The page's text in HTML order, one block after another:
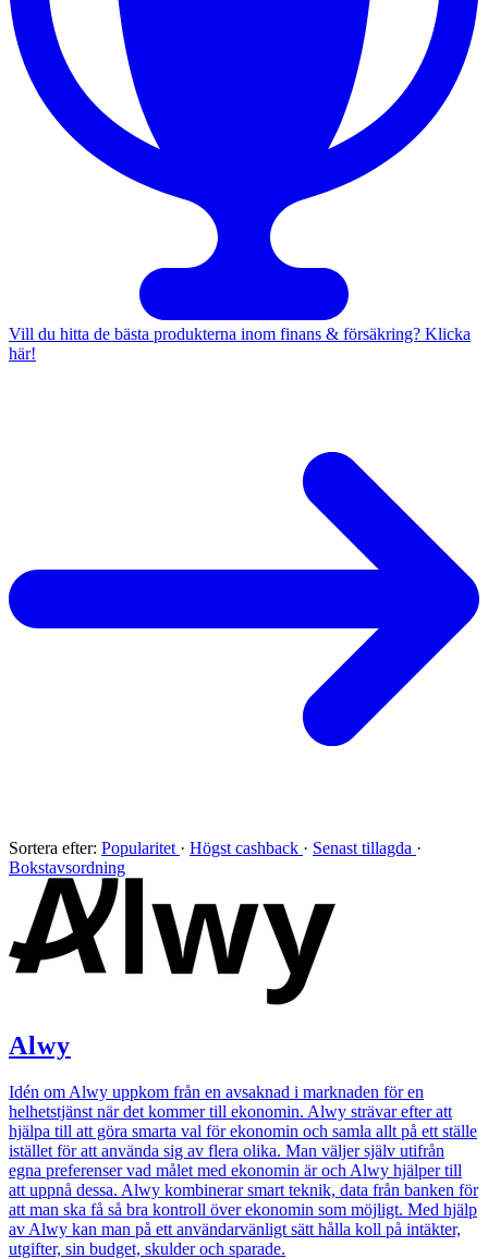
Vill du hitta de bästa produkterna inom finans & försäkring? Klicka
här!
Sortera efter: Popularitet · Högst cashback · Senast tillagda ·
Bokstavsordning
Alwy
Idén om Alwy uppkom från en avsaknad i marknaden för en
helhetstjänst när det kommer till ekonomin. Alwy strävar efter att
hjälpa till att göra smarta val för ekonomin och samla allt på ett ställe
istället för att använda sig av flera olika. Man väljer själv utifrån
egna preferenser vad målet med ekonomin är och Alwy hjälper till
att uppnå dessa. Alwy kombinerar smart teknik, data från banken för
att man ska få så bra kontroll över ekonomin som möjligt. Med hjälp
av Alwy kan man på ett användarvänligt sätt hålla koll på intäkter,
utgifter, sin budget, skulder och sparade.